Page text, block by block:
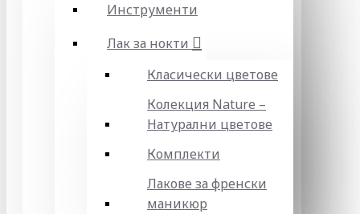
Инструменти
Лак за нокти
Класически цветове
Колекция Nature –
Натурални цветове
Комплекти
Лакове за френски
маникюр